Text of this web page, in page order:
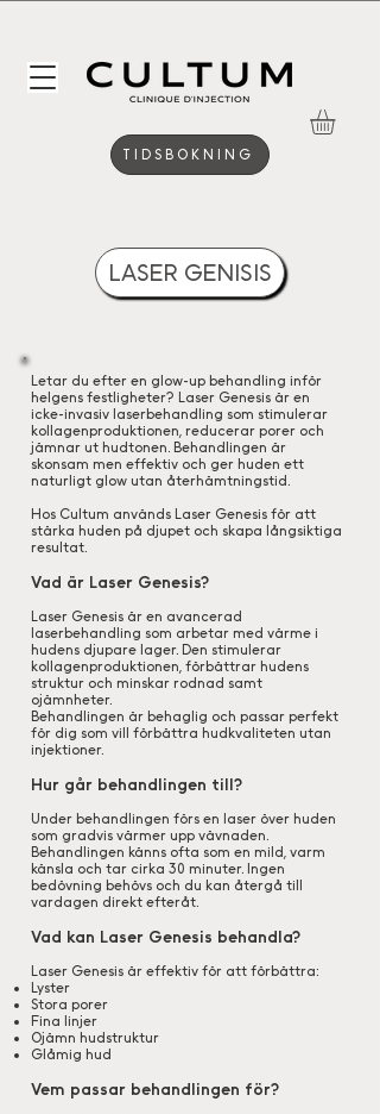
TIDSBOKNING
LASER GENISIS
Letar du efter en glow-up behandling inför
helgens festligheter? Laser Genesis är en
icke-invasiv laserbehandling som stimulerar
kollagenproduktionen, reducerar porer och
jämnar ut hudtonen. Behandlingen är
skonsam men effektiv och ger huden ett
naturligt glow utan återhämtningstid.
Hos Cultum används Laser Genesis för att
stärka huden på djupet och skapa långsiktiga
resultat.
Vad är Laser Genesis?
Laser Genesis är en avancerad
laserbehandling som arbetar med värme i
hudens djupare lager. Den stimulerar
kollagenproduktionen, förbättrar hudens
struktur och minskar rodnad samt
ojämnheter.
Behandlingen är behaglig och passar perfekt
för dig som vill förbättra hudkvaliteten utan
injektioner.
Hur går behandlingen till?
Under behandlingen förs en laser över huden
som gradvis värmer upp vävnaden.
Behandlingen känns ofta som en mild, varm
känsla och tar cirka 30 minuter. Ingen
bedövning behövs och du kan återgå till
vardagen direkt efteråt.
Vad kan Laser Genesis behandla?
Laser Genesis är effektiv för att förbättra:
Lyster
Stora porer
Fina linjer
Ojämn hudstruktur
Glåmig hud
Vem passar behandlingen för?